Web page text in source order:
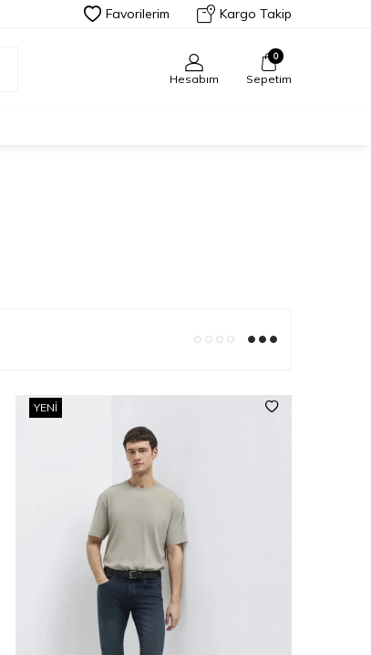
Favorilerim Kargo Takip
Hesabım
0
Sepetim
YENI